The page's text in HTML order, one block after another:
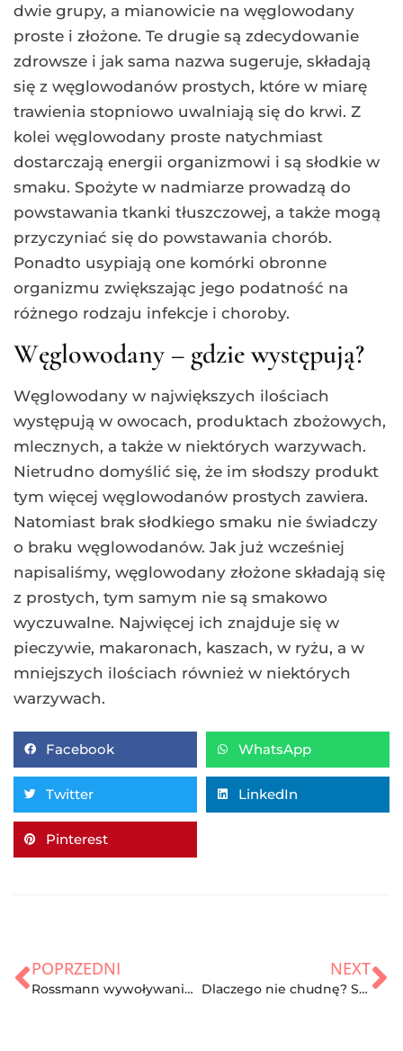
dwie grupy, a mianowicie na węglowodany
proste i złożone. Te drugie są zdecydowanie
zdrowsze i jak sama nazwa sugeruje, składają
się z węglowodanów prostych, które w miarę
trawienia stopniowo uwalniają się do krwi. Z
kolei węglowodany proste natychmiast
dostarczają energii organizmowi i są słodkie w
smaku. Spożyte w nadmiarze prowadzą do
powstawania tkanki tłuszczowej, a także mogą
przyczyniać się do powstawania chorób.
Ponadto usypiają one komórki obronne
organizmu zwiększając jego podatność na
różnego rodzaju infekcje i choroby.
Węglowodany – gdzie występują?
Węglowodany w największych ilościach
występują w owocach, produktach zbożowych,
mlecznych, a także w niektórych warzywach.
Nietrudno domyślić się, że im słodszy produkt
tym więcej węglowodanów prostych zawiera.
Natomiast brak słodkiego smaku nie świadczy
o braku węglowodanów. Jak już wcześniej
napisaliśmy, węglowodany złożone składają się
z prostych, tym samym nie są smakowo
wyczuwalne. Najwięcej ich znajduje się w
pieczywie, makaronach, kaszach, w ryżu, a w
mniejszych ilościach również w niektórych
warzywach.
Facebook WhatsApp
Twitter LinkedIn
Pinterest
POPRZEDNI
Rossmann wywoływanie zdjęć – nowy hit czy kit?
NEXT
Dlaczego nie chudnę? Sprawdź co robisz źle!